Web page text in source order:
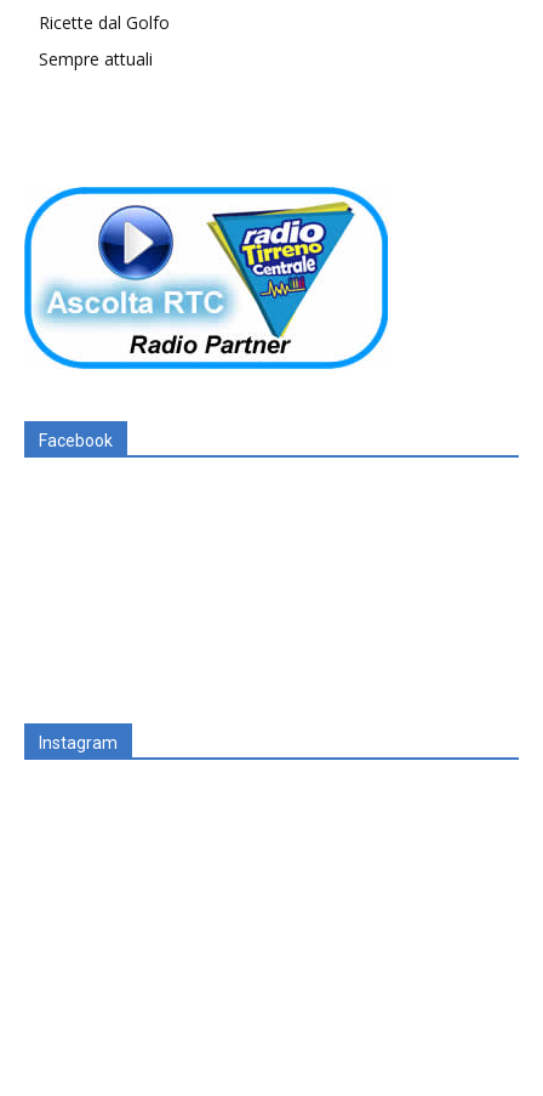
Ricette dal Golfo
Sempre attuali
Facebook
Instagram